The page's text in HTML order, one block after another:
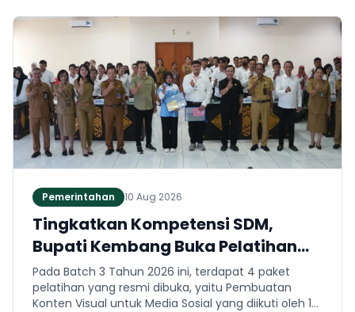
Pemerintahan 10 Aug 2026
Tingkatkan Kompetensi SDM,
Bupati Kembang Buka Pelatihan
Vokasi Nasional Batch 3
Pada Batch 3 Tahun 2026 ini, terdapat 4 paket
pelatihan yang resmi dibuka, yaitu Pembuatan
Konten Visual untuk Media Sosial yang diikuti oleh 14